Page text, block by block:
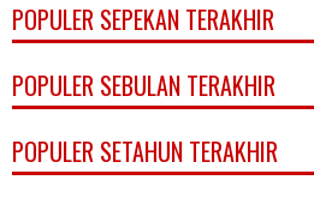
POPULER SEPEKAN TERAKHIR
POPULER SEBULAN TERAKHIR
POPULER SETAHUN TERAKHIR